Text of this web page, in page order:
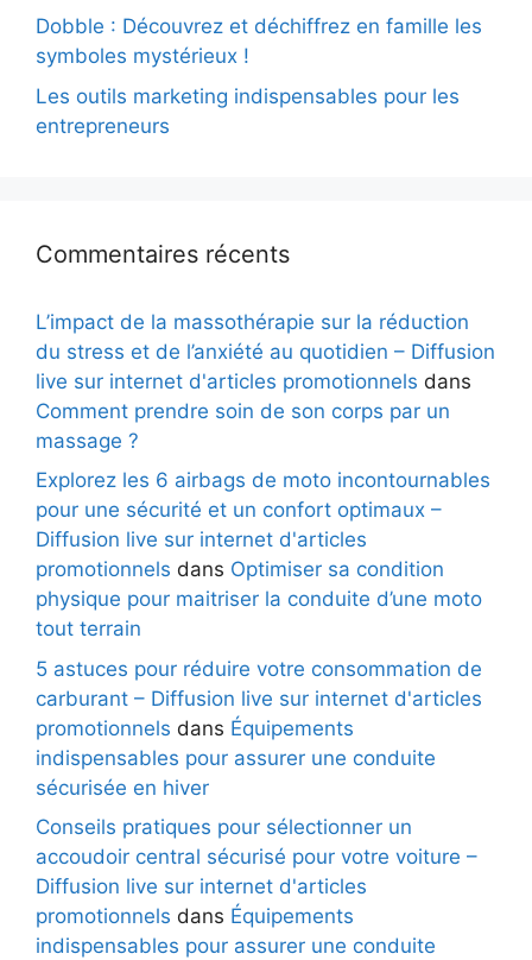
Dobble : Découvrez et déchiffrez en famille les
symboles mystérieux !
Les outils marketing indispensables pour les
entrepreneurs
Commentaires récents
L’impact de la massothérapie sur la réduction
du stress et de l’anxiété au quotidien – Diffusion
live sur internet d'articles promotionnels dans
Comment prendre soin de son corps par un
massage ?
Explorez les 6 airbags de moto incontournables
pour une sécurité et un confort optimaux –
Diffusion live sur internet d'articles
promotionnels dans Optimiser sa condition
physique pour maitriser la conduite d’une moto
tout terrain
5 astuces pour réduire votre consommation de
carburant – Diffusion live sur internet d'articles
promotionnels dans Équipements
indispensables pour assurer une conduite
sécurisée en hiver
Conseils pratiques pour sélectionner un
accoudoir central sécurisé pour votre voiture –
Diffusion live sur internet d'articles
promotionnels dans Équipements
indispensables pour assurer une conduite